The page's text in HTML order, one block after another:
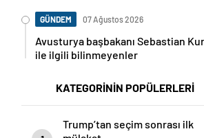
Avusturya başbakanı Sebastian Kurz
ile ilgili bilinmeyenler
1
mülakat